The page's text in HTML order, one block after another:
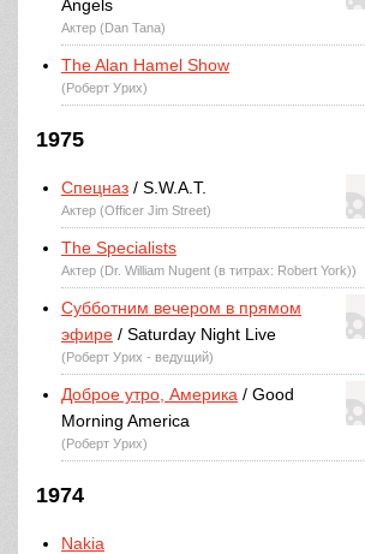
Angels
Актер (Dan Tana)
The Alan Hamel Show
(Роберт Урих)
1975
Спецназ / S.W.A.T.
Актер (Officer Jim Street)
The Specialists
Актер (Dr. William Nugent (в титрах: Robert York))
Субботним вечером в прямом
эфире / Saturday Night Live
(Роберт Урих - ведущий)
Доброе утро, Америка / Good
Morning America
(Роберт Урих)
1974
Nakia